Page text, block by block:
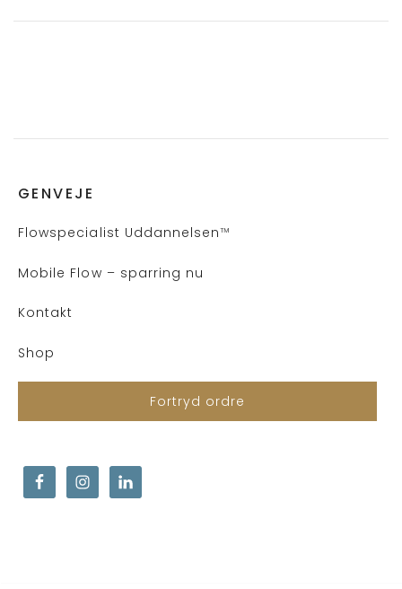
GENVEJE
Flowspecialist Uddannelsen™
Mobile Flow – sparring nu
Kontakt
Shop
Fortryd ordre